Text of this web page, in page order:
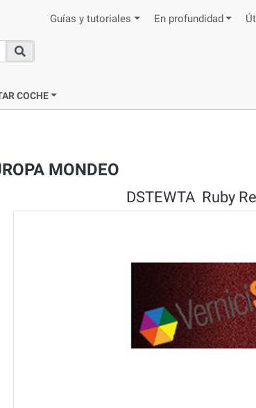
Guías y tutoriales En profundidad
Buscar
COCHE
MONDEO
DSTEWTA Ruby